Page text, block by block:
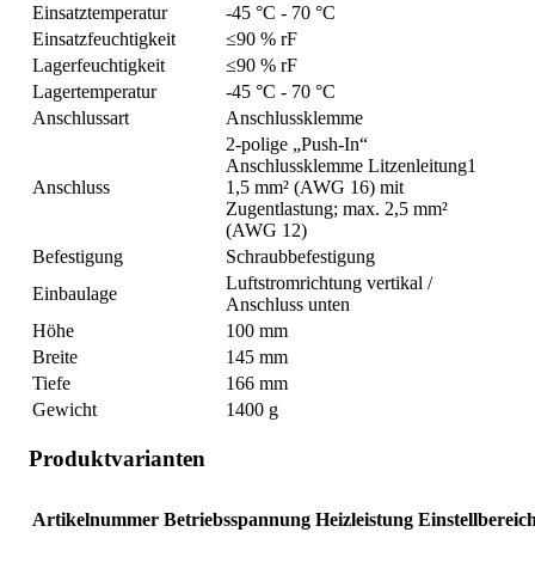
Einsatztemperatur
-45 °C - 70 °C
Einsatzfeuchtigkeit
≤90 % rF
Lagerfeuchtigkeit
≤90 % rF
Lagertemperatur
-45 °C - 70 °C
Anschlussart
Anschlussklemme
Anschluss
2-polige „Push-In“
Anschlussklemme Litzenleitung1
1,5 mm² (AWG 16) mit
Zugentlastung; max. 2,5 mm²
(AWG 12)
Befestigung
Schraubbefestigung
Einbaulage
Luftstromrichtung vertikal /
Anschluss unten
Höhe
100 mm
Breite
145 mm
Tiefe
166 mm
Gewicht
1400 g
Produktvarianten
Artikelnummer Betriebsspannung Heizleistung